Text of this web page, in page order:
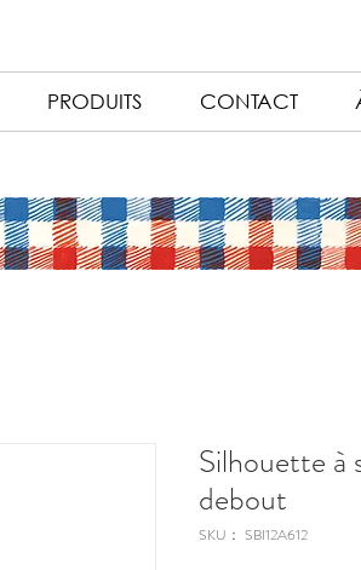
PRODUITS CONTACT
Silhouette à
debout
SKU： SBI12A612